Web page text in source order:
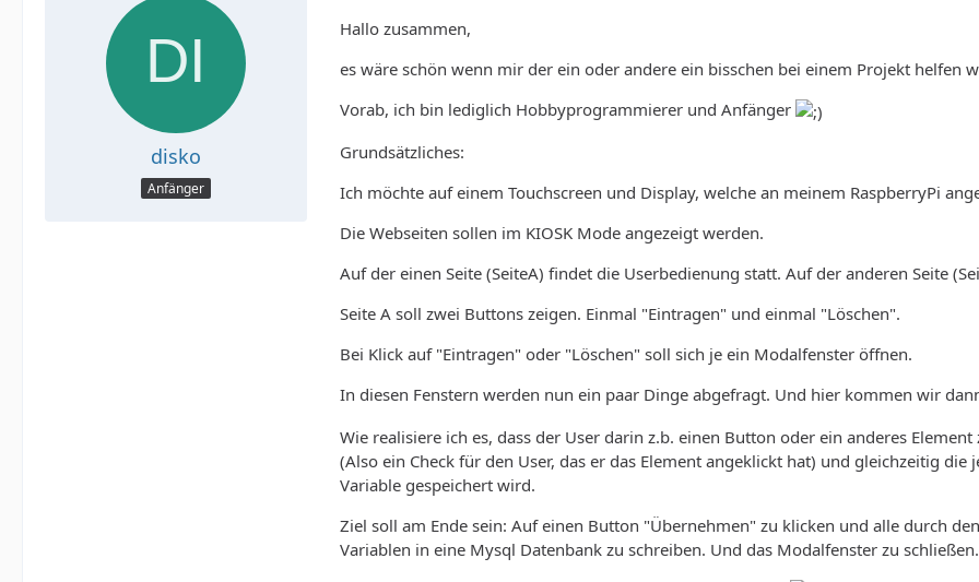
disko
Anfänger
Hallo zusammen,
es wäre schön wenn mir der ein oder andere ein bisschen bei einem Projekt helfen
Vorab, ich bin lediglich Hobbyprogrammierer und Anfänger
Grundsätzliches:
Ich möchte auf einem Touchscreen und Display, welche an meinem RaspberryPi
Die Webseiten sollen im KIOSK Mode angezeigt werden.
Auf der einen Seite (SeiteA) findet die Userbedienung statt. Auf der anderen Seite
Seite A soll zwei Buttons zeigen. Einmal "Eintragen" und einmal "Löschen".
Bei Klick auf "Eintragen" oder "Löschen" soll sich je ein Modalfenster öffnen.
In diesen Fenstern werden nun ein paar Dinge abgefragt. Und hier kommen wir
Wie realisiere ich es, dass der User darin z.b. einen Button oder ein anderes
(Also ein Check für den User, das er das Element angeklickt hat) und gleichzeitig
Variable gespeichert wird.
Ziel soll am Ende sein: Auf einen Button "Übernehmen" zu klicken und alle durch
Variablen in eine Mysql Datenbank zu schreiben. Und das Modalfenster zu schließen.